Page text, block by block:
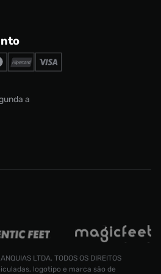
a
LTDA. TODOS OS DIREITOS
logotipo e marca são de